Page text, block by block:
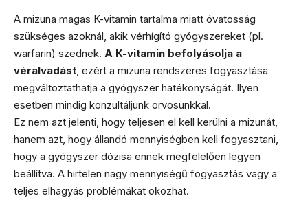
A mizuna magas K-vitamin tartalma miatt óvatosság
szükséges azoknál, akik vérhígító gyógyszereket (pl.
warfarin) szednek. A K-vitamin befolyásolja a
véralvadást , ezért a mizuna rendszeres fogyasztása
megváltoztathatja a gyógyszer hatékonyságát. Ilyen
esetben mindig konzultáljunk orvosunkkal.
Ez nem azt jelenti, hogy teljesen el kell kerülni a mizunát,
hanem azt, hogy állandó mennyiségben kell fogyasztani,
hogy a gyógyszer dózisa ennek megfelelően legyen
beállítva. A hirtelen nagy mennyiségű fogyasztás vagy a
teljes elhagyás problémákat okozhat.